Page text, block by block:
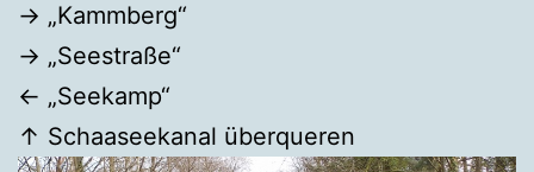
→ „Kammberg“
→ „Seestraße“
← „Seekamp“
↑ Schaaseekanal überqueren